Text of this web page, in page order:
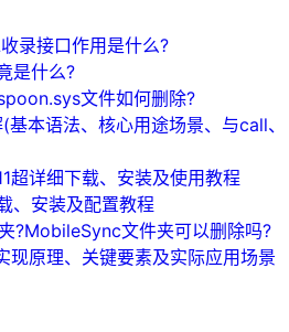
录接口作用是什么?
是什么?
文件如何删除?
本语法、核心用途场景、与call、
详细下载、安装及使用教程
、安装及配置教程
?MobileSync文件夹可以删除吗?
原理、关键要素及实际应用场景